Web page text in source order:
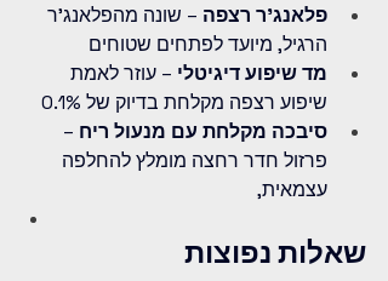
פלאנג'ר רצפה – שונה מהפלאנג'ר
הרגיל, מיועד לפתחים שטוחים
מד שיפוע דיגיטלי – עוזר לאמת
שיפוע רצפה מקלחת בדיוק של 0.1%
סיבכה מקלחת עם מנעול ריח –
פרזול חדר רחצה מומלץ להחלפה
עצמאית,
שאלות נפוצות